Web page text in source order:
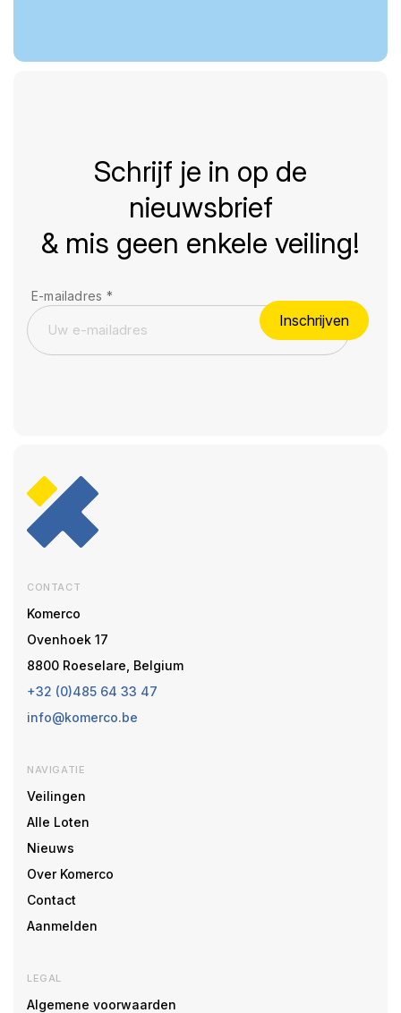
Schrijf je in op de
nieuwsbrief
& mis geen enkele veiling!
E-mailadres *
Inschrijven
CONTACT
Komerco
Ovenhoek 17
8800 Roeselare, Belgium
+32 (0)485 64 33 47
info@komerco.be
NAVIGATIE
Veilingen
Alle Loten
Nieuws
Over Komerco
Contact
Aanmelden
LEGAL
Algemene voorwaarden